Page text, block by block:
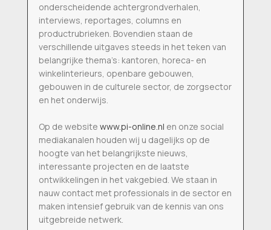
onderscheidende achtergrondverhalen,
interviews, reportages, columns en
productrubrieken. Bovendien staan de
verschillende uitgaves steeds in het teken van
belangrijke thema’s: kantoren, horeca- en
winkelinterieurs, openbare gebouwen,
gebouwen in de culturele sector, de zorgsector
en het onderwijs.
Op de website www.pi-online.nl en onze social
mediakanalen houden wij u dagelijks op de
hoogte van het belangrijkste nieuws,
interessante projecten en de laatste
ontwikkelingen in het vakgebied. We staan in
nauw contact met professionals in de sector en
maken intensief gebruik van de kennis van ons
uitgebreide netwerk.